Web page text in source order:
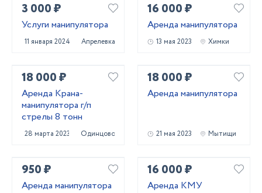
3 000 ₽
Услуги манипулятора
11 января 2024 Апрелевка
16 000 ₽
Аренда манипулятора
13 мая 2023 Химки
18 000 ₽
Аренда Крана-
манипулятора г/п
стрелы 8 тонн
28 марта 2023 Одинцово
18 000 ₽
Аренда манипулятора
21 мая 2023 Мытищи
950 ₽
Аренда манипулятора
16 000 ₽
Аренда КМУ